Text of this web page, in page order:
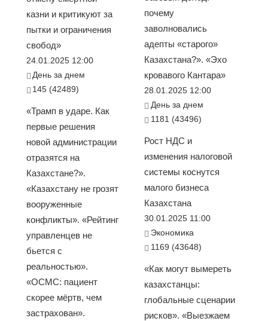
казни и критикуют за
пытки и ограничения
свобод»
24.01.2025 12:00
День за днем
145 (42489)
«Трамп в ударе. Как
первые решения
новой администрации
отразятся на
Казахстане?».
«Казахстану не грозят
вооруженные
конфликты». «Рейтинг
управленцев не
бьется с
реальностью».
«ОСМС: пациент
скорее мёртв, чем
застрахован».
почему
заволновались
адепты «старого»
Казахстана?». «Эхо
кровавого Кантара»
28.01.2025 12:00
День за днем
1181 (43496)
Рост НДС и
изменения налоговой
системы коснутся
малого бизнеса
Казахстана
30.01.2025 11:00
Экономика
1169 (43648)
«Как могут вымереть
казахстанцы:
глобальные сценарии
рисков». «Выезжаем